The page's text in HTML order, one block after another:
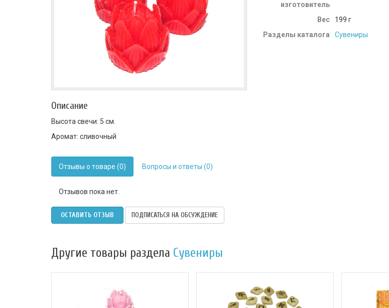
изготовитель
Вес 199 г
Разделы каталога
Сувениры
Описание
Высота свечи: 5 см.
Аромат: сливочный
Отзывы о товаре (0) Вопросы и ответы (0)
Отзывов пока нет.
ОСТАВИТЬ ОТЗЫВ ПОДПИСАТЬСЯ НА ОБСУЖДЕНИЕ
Другие товары раздела Сувениры